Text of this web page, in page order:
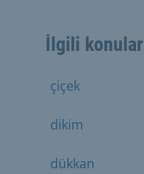
İlgili konular
çiçek
dikim
dükkan